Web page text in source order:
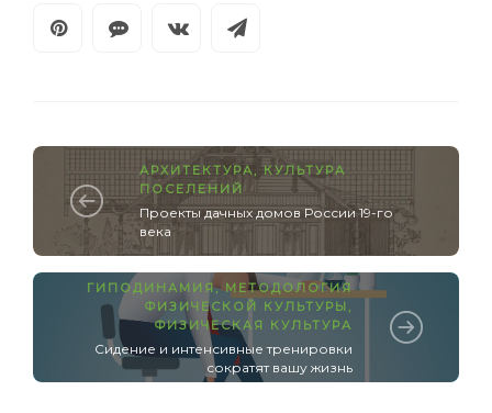
АРХИТЕКТУРА,КУЛЬТУРА
ПОСЕЛЕНИЙ
Проекты дачных домов России 19-го
века
ГИПОДИНАМИЯ, МЕТОДОЛОГИЯ
ФИЗИЧЕСКОЙ КУЛЬТУРЫ
ФИЗИЧЕСКАЯ КУЛЬТУРА
Сидение и интенсивные тренировки
сократят вашу жизнь